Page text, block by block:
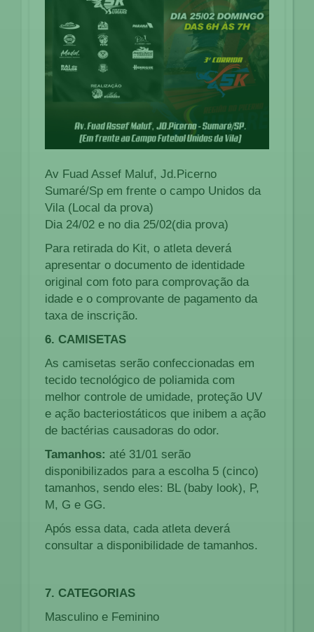
Av Fuad Assef Maluf, Jd.Picerno
Sumaré/Sp em frente o campo Unidos da
Vila (Local da prova)
Dia 24/02 e no dia 25/02(dia prova)
Para retirada do Kit, o atleta deverá
apresentar o documento de identidade
original com foto para comprovação da
idade e o comprovante de pagamento da
taxa de inscrição.
6. CAMISETAS
As camisetas serão confeccionadas em
tecido tecnológico de poliamida com
melhor controle de umidade, proteção UV
e ação bacteriostáticos que inibem a ação
de bactérias causadoras do odor.
Tamanhos: até 31/01 serão
disponibilizados para a escolha 5 (cinco)
tamanhos, sendo eles: BL (baby look), P,
M, G e GG.
Após essa data, cada atleta deverá
consultar a disponibilidade de tamanhos.
7. CATEGORIAS
Masculino e Feminino